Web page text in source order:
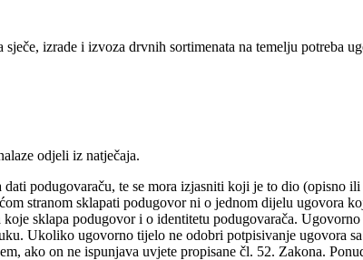
izrade i izvoza drvnih sortimenata na temelju potreba
odjeli iz natječaja.
podugovaraču, te se mora izjasniti koji je to dio (opisno
stranom sklapati podugovor ni o jednom dijelu ugovora
sklapa podugovor i o identitetu podugovarača.
Ukoliko ugovorno tijelo ne odobri potpisivanje ugovora
ako on ne ispunjava uvjete propisane čl. 52. Zakona.